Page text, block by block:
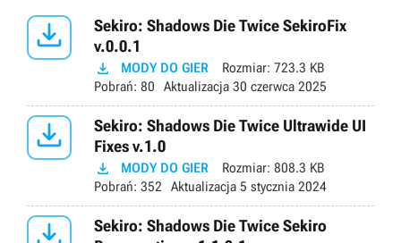

Sekiro: Shadows Die Twice SekiroFix
v.0.0.1
 MODY DO GIER Rozmiar: 723.3 KB
Pobrań: 80 Aktualizacja 30 czerwca 2025

Sekiro: Shadows Die Twice Ultrawide UI
Fixes v.1.0
 MODY DO GIER Rozmiar: 808.3 KB
Pobrań: 352 Aktualizacja 5 stycznia 2024
Sekiro: Shadows Die Twice Sekiro